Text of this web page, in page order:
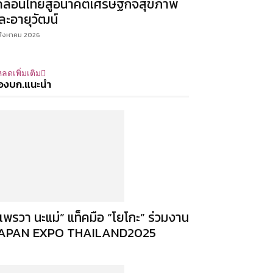
ลื่อนไทยสู่อนาคตเศรษฐกิจสุขภาพ
ะอายุวัฒน์
หาคม 2026
ดเพิ่มเติม
งบก.แนะนำ
พรวา นะแม่” แท็คมือ “โยโกะ” ร่วมงาน
EXPO THAILAND2025